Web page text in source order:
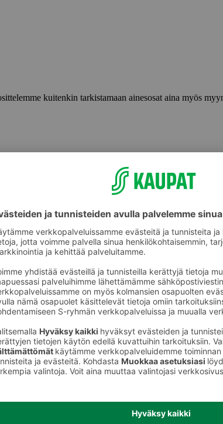
kuitenkin tarkistamaan ainesosat aina myös